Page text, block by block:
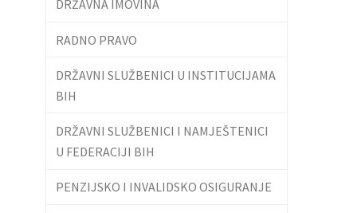
DRŽAVNA IMOVINA
RADNO PRAVO
DRŽAVNI SLUŽBENICI U INSTITUCIJAMA
BIH
DRŽAVNI SLUŽBENICI I NAMJEŠTENICI
U FEDERACIJI BIH
PENZIJSKO I INVALIDSKO OSIGURANJE